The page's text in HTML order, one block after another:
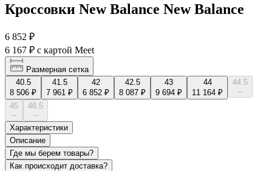
Кроссовки New Balance New Balance
6 852 ₽
6 167 ₽ с картой Meet
Размерная сетка
40.5
8 506 ₽
41.5
7 961 ₽
42
6 852 ₽
42.5
8 087 ₽
43
9 694 ₽
44
11 164 ₽
44.5
--
45
--
46.5
--
Характеристики
Описание
Где мы берем товары?
Как происходит доставка?